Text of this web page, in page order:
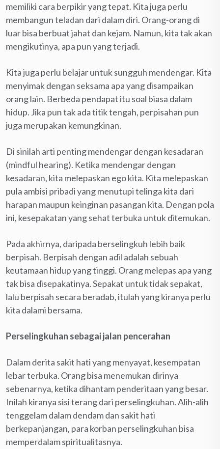
memiliki cara berpikir yang tepat. Kita juga perlu
membangun teladan dari dalam diri. Orang-orang di
luar bisa berbuat jahat dan kejam. Namun, kita tak akan
mengikutinya, apa pun yang terjadi.
Kita juga perlu belajar untuk sungguh mendengar. Kita
menyimak dengan seksama apa yang disampaikan
orang lain. Berbeda pendapat itu soal biasa dalam
hidup. Jika pun tak ada titik tengah, perpisahan pun
juga merupakan kemungkinan.
Di sinilah arti penting mendengar dengan kesadaran
(mindful hearing). Ketika mendengar dengan
kesadaran, kita melepaskan ego kita. Kita melepaskan
pula ambisi pribadi yang menutupi telinga kita dari
harapan maupun keinginan pasangan kita. Dengan pola
ini, kesepakatan yang sehat terbuka untuk ditemukan.
Pada akhirnya, daripada berselingkuh lebih baik
berpisah. Berpisah dengan adil adalah sebuah
keutamaan hidup yang tinggi. Orang melepas apa yang
tak bisa disepakatinya. Sepakat untuk tidak sepakat,
lalu berpisah secara beradab, itulah yang kiranya perlu
kita dalami bersama.
Perselingkuhan sebagai jalan pencerahan
Dalam derita sakit hati yang menyayat, kesempatan
lebar terbuka. Orang bisa menemukan dirinya
sebenarnya, ketika dihantam penderitaan yang besar.
Inilah kiranya sisi terang dari perselingkuhan. Alih-alih
tenggelam dalam dendam dan sakit hati
berkepanjangan, para korban perselingkuhan bisa
memperdalam spiritualitasnya.